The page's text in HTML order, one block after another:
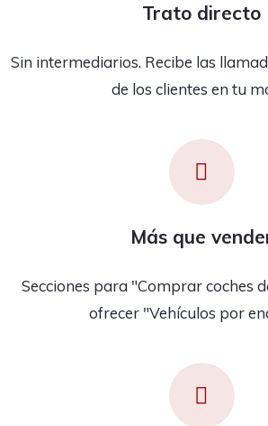
Trato directo
Sin intermediarios. Recibe las
de los clientes en tu
Más que
Secciones para "Comprar coches
ofrecer "Vehículos por